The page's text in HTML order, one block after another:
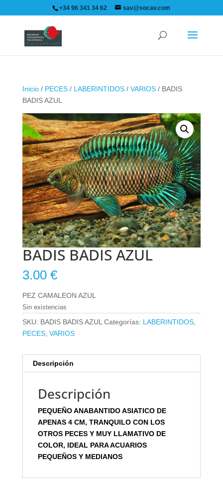
+34 96 341 34 62 sav@socav.com
Inicio/ PECES/ LABERINTIDOS/ VARIOS/ BADIS
BADIS AZUL
BADIS BADIS AZUL
3.00 €
PEZ CAMALEON AZUL
Sin existencias
SKU: BADIS BADIS AZUL Categorías: LABERINTIDOS,
PECES, VARIOS
Descripción
Descripción
PEQUEÑO ANABANTIDO ASIATICO DE
APENAS 4 CM, TRANQUILO CON LOS
OTROS PECES Y MUY LLAMATIVO DE
COLOR, IDEAL PARA ACUARIOS
PEQUEÑOS Y MEDIANOS